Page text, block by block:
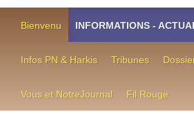
Bienvenu INFORMATIONS -
Infos PN & Harkis Tribunes
Vous et NotreJournal Fil Rouge